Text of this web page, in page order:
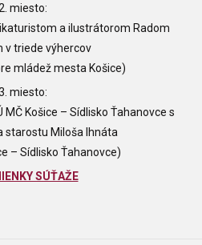
miesto:
a ilustrátorom Radom
v triede výhercov
mládež mesta Košice)
miesto:
Košice – Sídlisko Ťahanovce s
starostu Miloša Ihnáta
– Sídlisko Ťahanovce)
SÚŤAŽE